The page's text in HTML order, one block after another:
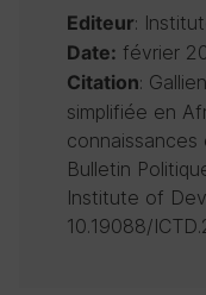
Editeur:
Date: février
Citation:
simplifiée en
Bulletin
Institute of
10.19088/